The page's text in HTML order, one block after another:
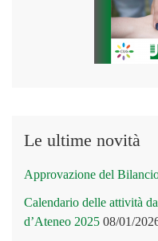
Le ultime novità
Approvazione del
Calendario delle attività
d’Ateneo 2025 08/01/